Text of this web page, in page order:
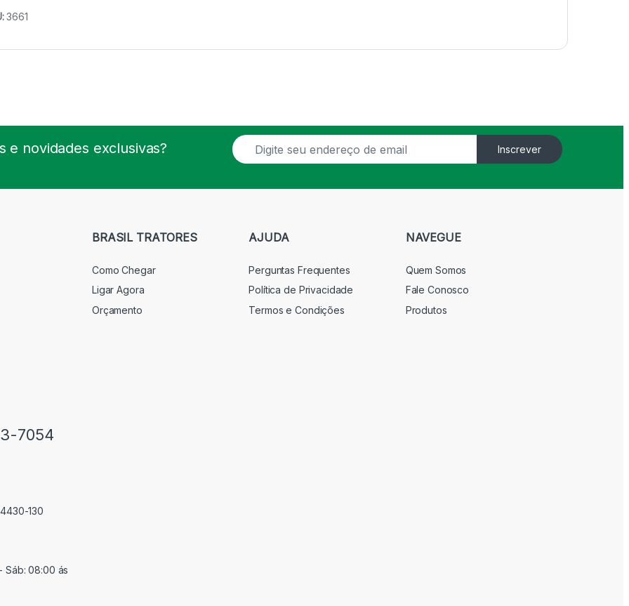
3661
novidades exclusivas?
E
m
Inscrever
7054
130
Sáb: 08:00 ás
BRASIL TRATORES
Como Chegar
Ligar Agora
Orçamento
AJUDA
Perguntas Frequentes
Política de Privacidade
Termos e Condições
NAVEGUE
Quem Somos
Fale Conosco
Produtos